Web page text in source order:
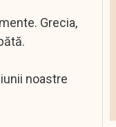
Grecia,
noastre